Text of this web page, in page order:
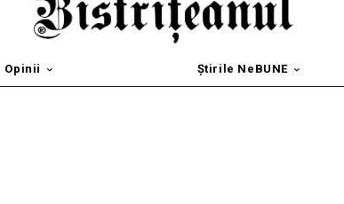
Opinii Știrile NeBUNE